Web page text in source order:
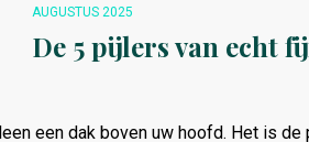
AUGUSTUS 2025
De 5 pijlers van echt
een dak boven uw hoofd. Het is